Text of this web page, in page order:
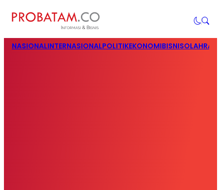
NASIONALINTERNASIONALPOLITIKEKONOMIBISNIS